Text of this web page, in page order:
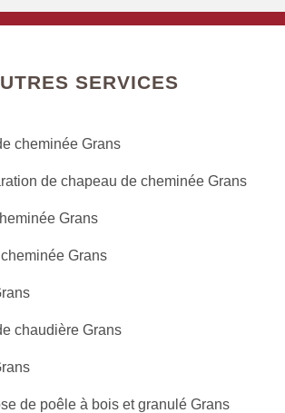
SERVICES
cheminée Grans
de chapeau de cheminée Grans
Grans
Grans
chaudière Grans
de poêle à bois et granulé Grans